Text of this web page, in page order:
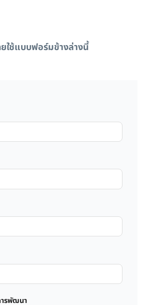
ใช้แบบฟอร์มข้างล่างนี้
รพัฒนา